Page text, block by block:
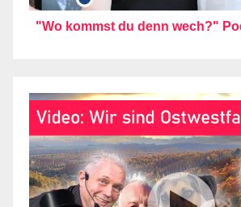
"Wo kommst du denn wech?"